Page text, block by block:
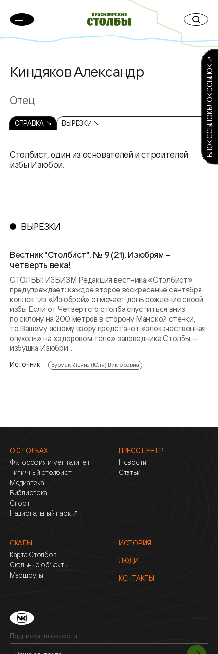
Киндяков Александр
Отец
СПРАВКА ↘ ВЫРЕЗКИ ↘
Столбист, один из основателей и строителей
избы Изюбри.
БЛОК ССЫЛОКБЛОК ССЫЛОК ↗
ВЫРЕЗКИ
Вестник "Столбист". № 9 (21). Изюбрям –
четверть века!
СТОЛБЫ: ИЗБИЗМ Редакция вестника «Столбист»
предупреждает: каждое второе воскресенье сентября
коллектив «Изюбрей» отмечает день рождение своей
избы Если от Четвертого столба спуститься вниз
по склону на 200 метров в сторону Манской стенки,
то Вашему ясному взору предстанет «злокачественная
опухоль» на «здоровом теле» заповедника Столбы —
избушка Изюбри....
Источник: Бурмак Ульяна (Юля) Викторовна
О СТОЛБАХ
Философия и менталитет
Типичный столбист
Медиатека
Библиотека
Спорт
Национальный парк ↗
ПРЕСС ЦЕНТР
Новости
Статьи
СКАЛЫ
Карта Столбов
Скальные объекты
Маршруты
ИСТОРИЯ
ЛЮДИ
КОНТАКТЫ
Подписка на новости